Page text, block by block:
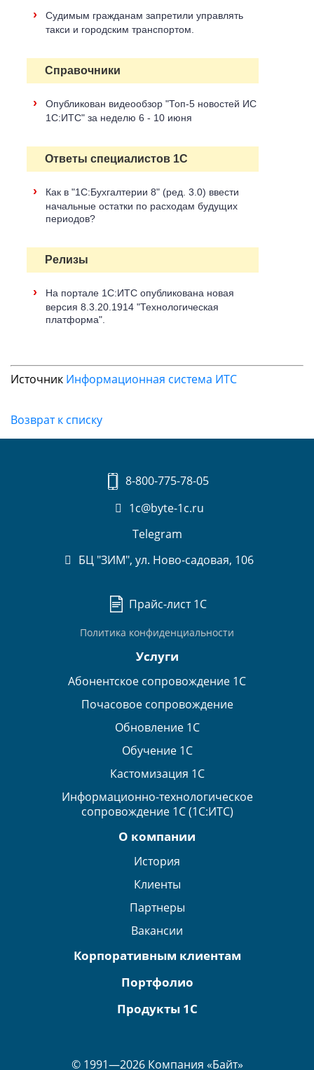
›
Судимым гражданам запретили управлять
такси и городским транспортом.
Справочники
›
Опубликован видеообзор "Топ-5 новостей ИС
1С:ИТС" за неделю 6 - 10 июня
Ответы специалистов 1С
›
Как в "1С:Бухгалтерии 8" (ред. 3.0) ввести
начальные остатки по расходам будущих
периодов?
Релизы
›
На портале 1С:ИТС опубликована новая
версия 8.3.20.1914 "Технологическая
платформа".
Источник Информационная система ИТС
Возврат к списку
8-800-775-78-05
1c@byte-1c.ru
Telegram
БЦ "ЗИМ", ул. Ново-садовая, 106
Прайс-лист 1С
Политика конфиденциальности
Услуги
Абонентское сопровождение 1С
Почасовое сопровождение
Обновление 1С
Обучение 1С
Кастомизация 1С
Информационно-технологическое
сопровождение 1С (1С:ИТС)
О компании
История
Клиенты
Партнеры
Вакансии
Корпоративным клиентам
Портфолио
Продукты 1С
© 1991—2026 Компания «Байт»